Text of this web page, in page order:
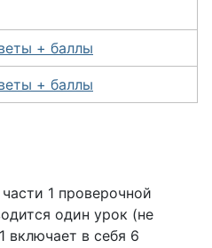
+ баллы
+ баллы
1 проверочной
один урок (не
включает в себя 6